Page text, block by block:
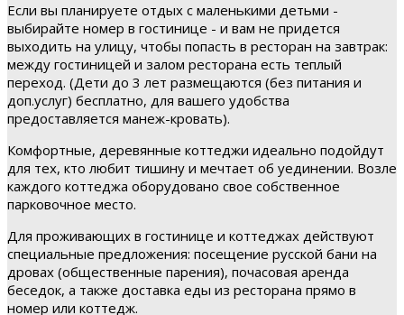
Если вы планируете отдых с маленькими детьми -
выбирайте номер в гостинице - и вам не придется
выходить на улицу, чтобы попасть в ресторан на завтрак:
между гостиницей и залом ресторана есть теплый
переход. (Дети до 3 лет размещаются (без питания и
доп.услуг) бесплатно, для вашего удобства
предоставляется манеж-кровать).
Комфортные, деревянные коттеджи идеально подойдут
для тех, кто любит тишину и мечтает об уединении. Возле
каждого коттеджа оборудовано свое собственное
парковочное место.
Для проживающих в гостинице и коттеджах действуют
специальные предложения: посещение русской бани на
дровах (общественные парения), почасовая аренда
беседок, а также доставка еды из ресторана прямо в
номер или коттедж.